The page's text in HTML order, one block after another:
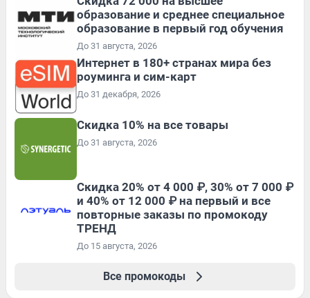
образование и среднее специальное
образование в первый год обучения
До 31 августа, 2026
Интернет в 180+ странах мира без
роуминга и сим-карт
До 31 декабря, 2026
Скидка 10% на все товары
До 31 августа, 2026
Скидка 20% от 4 000 ₽, 30% от 7 000 ₽
и 40% от 12 000 ₽ на первый и все
повторные заказы по промокоду
ТРЕНД
До 15 августа, 2026
Все промокоды